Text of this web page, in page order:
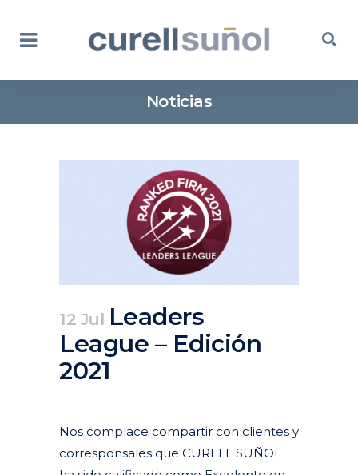
Noticias
12 Jul Leaders
League – Edición
2021
Nos complace compartir con clientes y
corresponsales que CURELL SUÑOL